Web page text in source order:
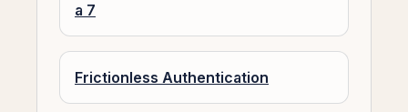
a 7
Frictionless Authentication